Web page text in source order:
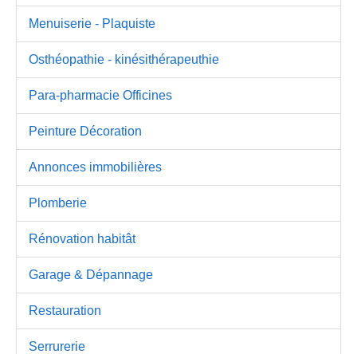
Menuiserie - Plaquiste
Osthéopathie - kinésithérapeuthie
Para-pharmacie Officines
Peinture Décoration
Annonces immobilières
Plomberie
Rénovation habitât
Garage & Dépannage
Restauration
Serrurerie